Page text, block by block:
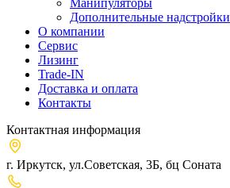
Дополнительные надстройки
О компании
Сервис
Лизинг
Trade-IN
Доставка и оплата
Контакты
Контактная информация
г. Иркутск, ул.​Советская, 3Б, бц Соната